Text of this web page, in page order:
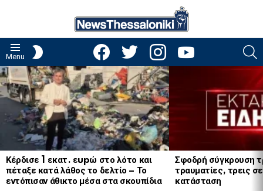
Menu
facebooktwitter instagramyoutube
LATEST
STORIES
Κέρδισε 1 εκατ. εupώ στο λότο και
πέταξε κατά λάθος το δελτίο – Το
εντόπισαν άθικτο μέσα στα σκουπίδια
Σφοδρή σύγκρουση
τραυματίες, τρεις
κατάσταση